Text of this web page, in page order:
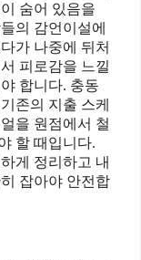
숨어 있음을
의 감언이설에
가 나중에 뒤처
피로감을 느낄
합니다. 충동
존의 지출 스케
을 원점에서 철
할 때입니다.
게 정리하고 내
잡아야 안전합